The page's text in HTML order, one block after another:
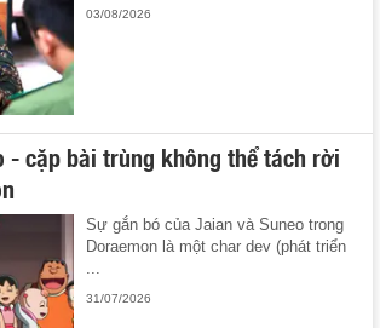
03/08/2026
- cặp bài trùng không thể tách rời
Sự gắn bó của Jaian và Suneo trong
Doraemon là một char dev (phát triển
31/07/2026